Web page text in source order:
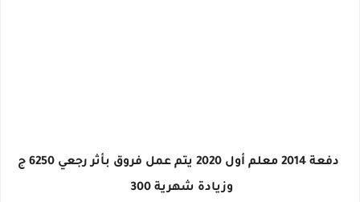
دفعة 2014 معلم أول 2020 يتم عمل فروق بأثر رجعي 6250 ج
وزيادة شهرية 300